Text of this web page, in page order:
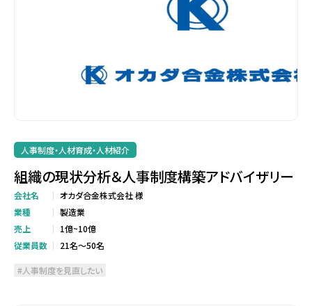
人事制度・人材育成・人材紹介
組織の現状分析＆人事制度構築アドバイザリー
会社名
オカダ合金株式会社 様
業種
製造業
売上
1億~10億
従業員数
21名～50名
人事制度を見直したい